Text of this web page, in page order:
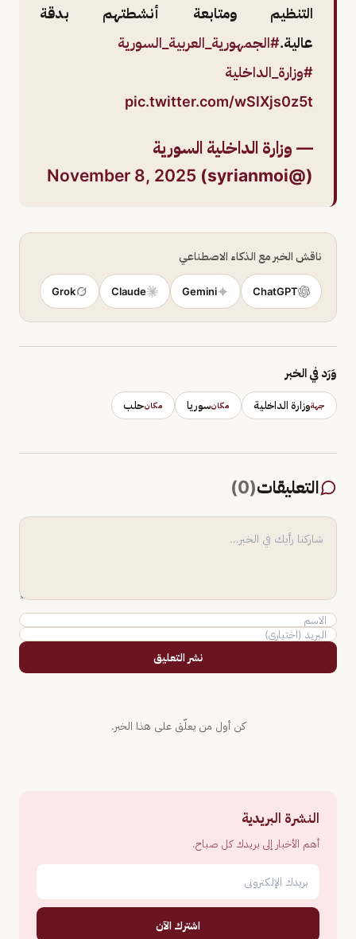
التنظيم ومتابعة أنشطتهم بدقة
عالية.#الجمهورية_العربية_السورية
#وزارة_الداخلية
pic.twitter.com/wSlXjs0z5t
— وزارة الداخلية السورية
(@syrianmoi)
November 8, 2025
ناقش الخبر مع الذكاء الاصطناعي
ChatGPT
Gemini
Claude
Grok
وَرَد في الخبر
جهةوزارة الداخلية مكانسوريا مكانحلب
التعليقات(
0
)
نشر التعليق
كن أول من يعلّق على هذا الخبر.
النشرة البريدية
أهم الأخبار إلى بريدك كل صباح.
اشترك الآن